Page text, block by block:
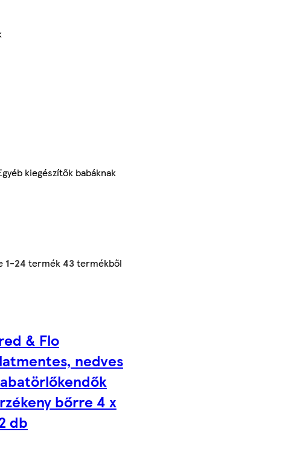
kiegészítők babáknak
1-24 termék43termékből
& Flo
nedves
bőrre 4 x
db